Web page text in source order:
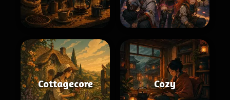
Cottagecore Cozy